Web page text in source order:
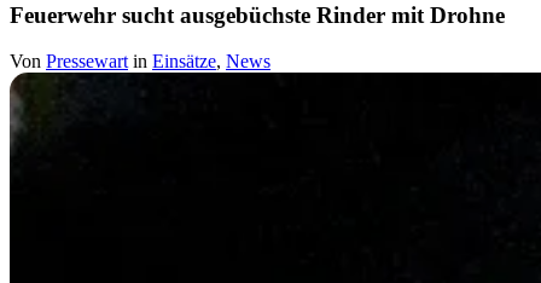
Feuerwehr sucht ausgebüchste Rinder mit Drohne
Von Pressewart in Einsätze, News